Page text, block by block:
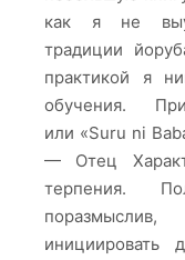
как я не
традиции
практикой я
обучения.
или «Suru ni
— Отец
терпения.
инициировать